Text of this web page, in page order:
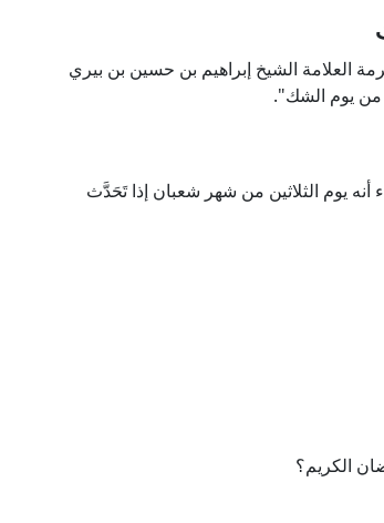
العلامة الشيخ إبراهيم بن حسين بن بيري
أنه يوم الثلاثين من شهر شعبان إذا تَحَدَّث
الكريم؟